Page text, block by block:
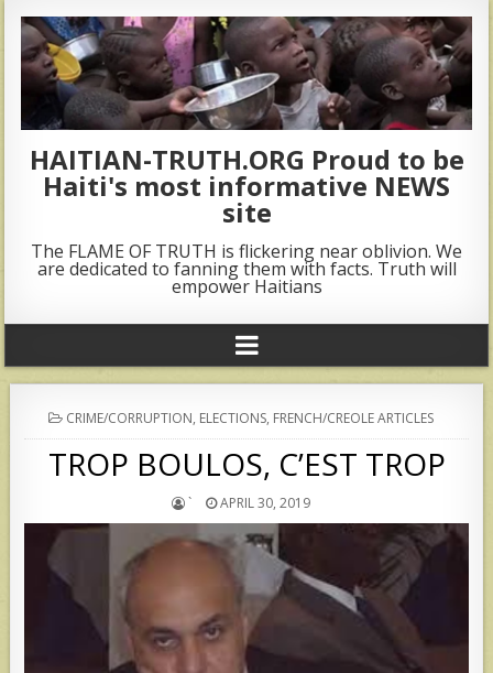
HAITIAN-TRUTH.ORG Proud to be
Haiti's most informative NEWS
site
The FLAME OF TRUTH is flickering near oblivion. We
are dedicated to fanning them with facts. Truth will
empower Haitians
POSTED
IN
CRIME/CORRUPTION, ELECTIONS, FRENCH/CREOLE ARTICLES
TROP BOULOS, C’EST TROP
` APRIL 30, 2019